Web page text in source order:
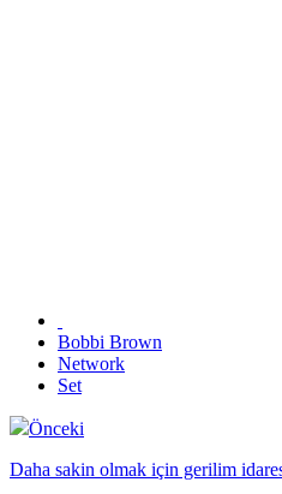
Bobbi Brown
Network
Set
Önceki
Daha sakin olmak için gerilim